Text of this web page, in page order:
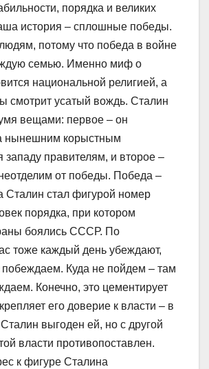
порядка и великих
история – сплошные победы.
потому что победа в войне
семью. Именно миф о
национальной религией, а
смотрит усатый вождь. Сталин
вещами: первое – он
нынешним корыстным
правителям, и второе –
от победы. Победа –
Сталин стал фигурой номер
порядка, при котором
боялись СССР. По
тоже каждый день убеждают,
Куда не пойдем – там
Конечно, это цементирует
его доверие к власти – в
выгоден ей, но с другой
власти противопоставлен.
к фигуре Сталина